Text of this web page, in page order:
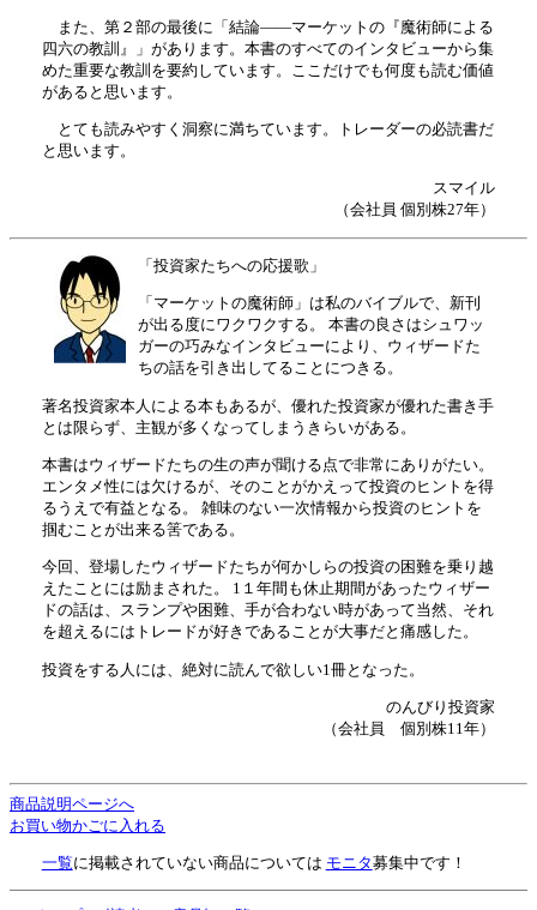
また、第２部の最後に「結論――マーケットの『魔術師による
四六の教訓』」があります。本書のすべてのインタビューから集
めた重要な教訓を要約しています。ここだけでも何度も読む価値
があると思います。
とても読みやすく洞察に満ちています。トレーダーの必読書だ
と思います。
スマイル
（会社員 個別株27年）
「投資家たちへの応援歌」
「マーケットの魔術師」は私のバイブルで、新刊
が出る度にワクワクする。 本書の良さはシュワッ
ガーの巧みなインタビューにより、ウィザードた
ちの話を引き出してることにつきる。
著名投資家本人による本もあるが、優れた投資家が優れた書き手
とは限らず、主観が多くなってしまうきらいがある。
本書はウィザードたちの生の声が聞ける点で非常にありがたい。
エンタメ性には欠けるが、そのことがかえって投資のヒントを得
るうえで有益となる。 雑味のない一次情報から投資のヒントを
掴むことが出来る筈である。
今回、登場したウィザードたちが何かしらの投資の困難を乗り越
えたことには励まされた。 1１年間も休止期間があったウィザー
ドの話は、スランプや困難、手が合わない時があって当然、それ
を超えるにはトレードが好きであることが大事だと痛感した。
投資をする人には、絶対に読んで欲しい1冊となった。
のんびり投資家
（会社員 個別株11年）
商品説明ページへ
お買い物かごに入れる
一覧に掲載されていない商品については モニタ募集中です！